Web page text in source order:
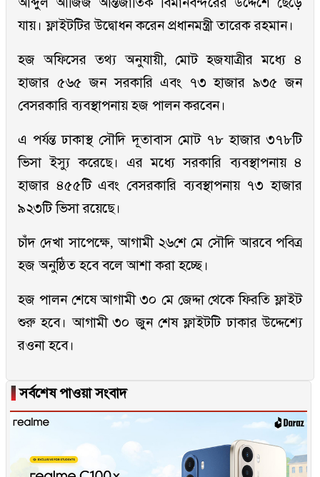
যায়। ফ্লাইটটির উদ্বোধন করেন প্রধানমন্ত্রী তারেক রহমান।
হজ অফিসের তথ্য অনুযায়ী, মোট হজযাত্রীর মধ্যে ৪
হাজার ৫৬৫ জন সরকারি এবং ৭৩ হাজার ৯৩৫ জন
বেসরকারি ব্যবস্থাপনায় হজ পালন করবেন।
এ পর্যন্ত ঢাকাস্থ সৌদি দূতাবাস মোট ৭৮ হাজার ৩৭৮টি
ভিসা ইস্যু করেছে। এর মধ্যে সরকারি ব্যবস্থাপনায় ৪
হাজার ৪৫৫টি এবং বেসরকারি ব্যবস্থাপনায় ৭৩ হাজার
৯২৩টি ভিসা রয়েছে।
চাঁদ দেখা সাপেক্ষে, আগামী ২৬শে মে সৌদি আরবে পবিত্র
হজ অনুষ্ঠিত হবে বলে আশা করা হচ্ছে।
হজ পালন শেষে আগামী ৩০ মে জেদ্দা থেকে ফিরতি ফ্লাইট
শুরু হবে। আগামী ৩০ জুন শেষ ফ্লাইটটি ঢাকার উদ্দেশ্যে
রওনা হবে।
▐সর্বশেষ পাওয়া সংবাদ